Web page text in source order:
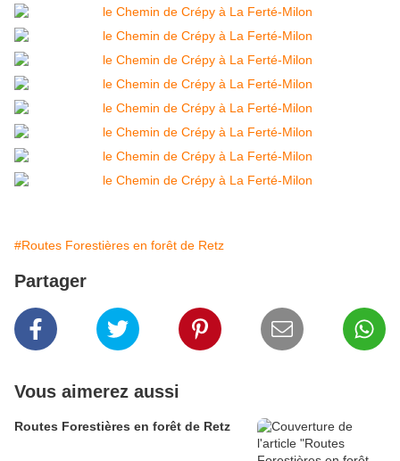
#Routes Forestières en forêt de Retz
Partager
Vous aimerez aussi
Routes Forestières en forêt de Retz